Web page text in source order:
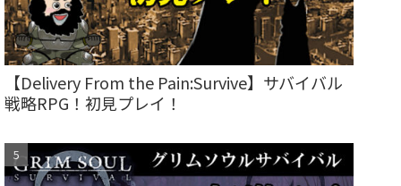
【Delivery From the Pain:Survive】サバイバル
戦略RPG！初見プレイ！